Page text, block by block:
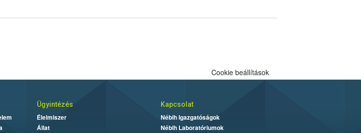
Cookie beállítások
Ügyintézés
Élelmiszer
Állat
Kapcsolat
Nébih Igazgatóságok
Nébih Laboratóriumok